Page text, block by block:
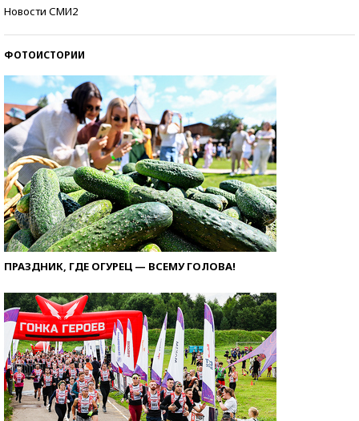
Новости СМИ2
ФОТОИСТОРИИ
ПРАЗДНИК, ГДЕ ОГУРЕЦ — ВСЕМУ ГОЛОВА!